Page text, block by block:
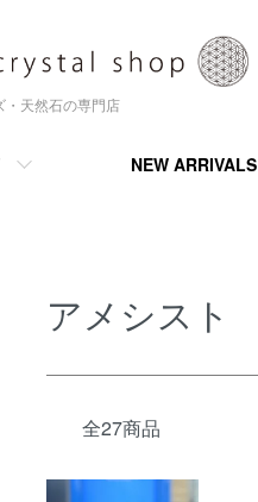
・天然石の専門店
NEW ARRIVALS
アメシスト
全27商品